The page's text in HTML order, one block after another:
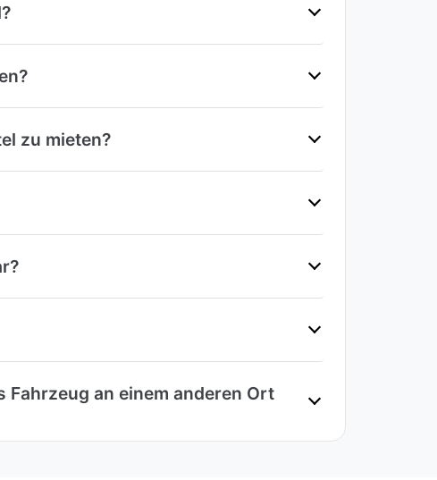
zu mieten?
an einem anderen Ort